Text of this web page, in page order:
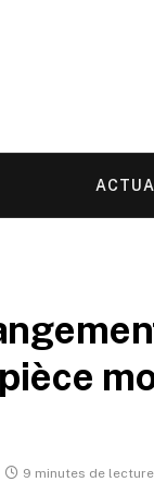
9 minutes de lecture